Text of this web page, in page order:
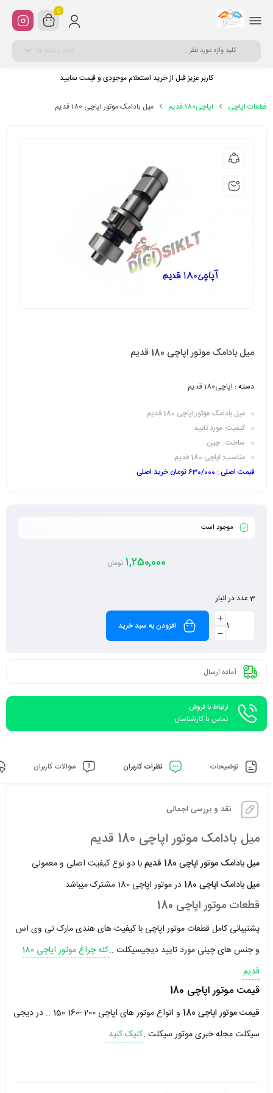
0
کاربر عزیز قبل از خرید استعلام موجودی و قیمت نمایید
قطعات اپاچی اپاچی180 قدیم میل بادامک موتور اپاچی 180 قدیم
میل بادامک موتور اپاچی 180 قدیم
دسته : اپاچی180 قدیم
میل بادامک موتور اپاچی 180 قدیم
کیفیت: مورد تایید
ساخت : چین
مناسب: اپاچی 180 قدیم
قیمت اصلی : 630/000 تومان خرید اصلی
موجود است
1,250,000 تومان
3 عدد در انبار
افزودن به سبد خرید
آماده ارسال
ارتباط با فروش
تماس با کارشناسان
توضیحات نظرات کاربران سوالات کاربران
نقد و بررسی اجمالی
میل بادامک موتور اپاچی 180 قدیم
میل بادامک موتور اپاچی 180 قدیم
با دو نوع کیفیت اصلی و معمولی
میل بادامک اپاچی 180
در موتور اپاچی 180 مشترک میباشد
قطعات موتور اپاچی 180
پشتیبانی کامل قطعات موتور اپاچی با کیفیت های هندی مارک تی وی اس
و جنس های چینی مورد تایید دیجیسیکلت ..
کله چراغ موتور اپاچی 180
قدیم
قیمت موتور اپاچی 180
قیمت موتور اپاچی 180
و انواع موتور های اپاچی 200 -160 150 .. در دیجی
سیکلت مجله خبری موتور سیکلت .کلیک کنید